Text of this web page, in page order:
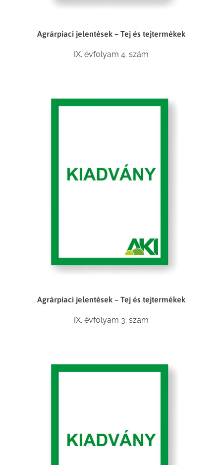
Agrárpiaci jelentések – Tej és tejtermékek
IX. évfolyam 4. szám
Agrárpiaci jelentések – Tej és tejtermékek
IX. évfolyam 3. szám